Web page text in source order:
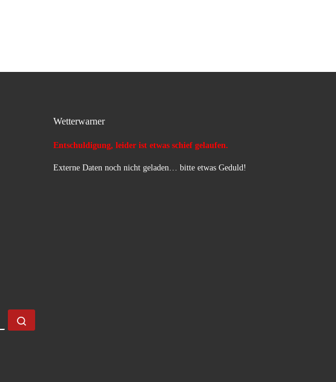
Wetterwarner
Entschuldigung, leider ist etwas schief gelaufen.
Externe Daten noch nicht geladen… bitte etwas Geduld!